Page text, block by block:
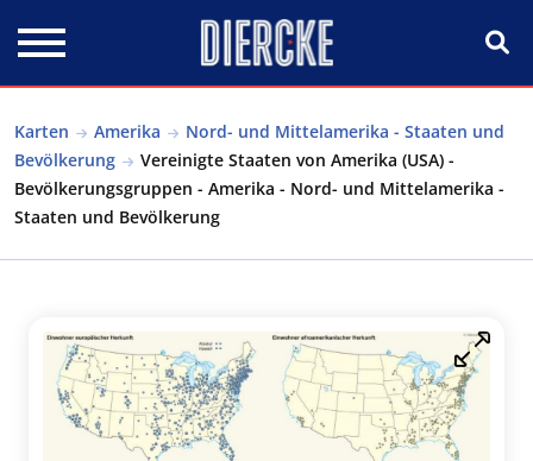
Karten Amerika
Nord- und Mittelamerika - Staaten und
Bevölkerung
Vereinigte Staaten von Amerika (USA) -
Bevölkerungsgruppen - Amerika - Nord- und Mittelamerika -
Staaten und Bevölkerung